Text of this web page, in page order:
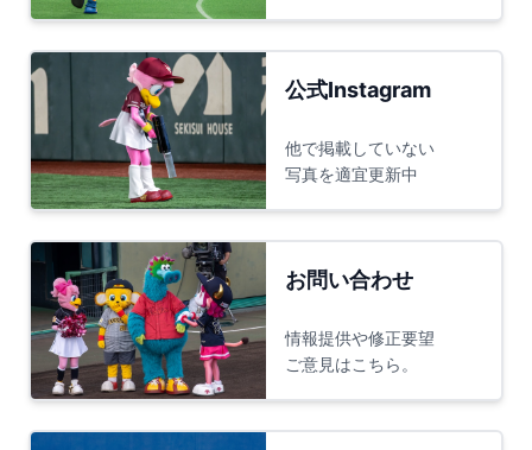
公式Instagram
他で掲載していない
写真を適宜更新中
お問い合わせ
情報提供や修正要望
ご意見はこちら。